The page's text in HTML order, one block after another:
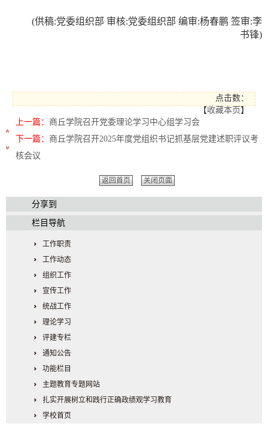
(供稿:党委组织部 审核:党委组织部 编审:杨春鹏 签审:李
书锋)
点击数：
【收藏本页 】
上一篇： 商丘学院召开党委理论学习中心组学习会
下一篇： 商丘学院召开2025年度党组织书记抓基层党建述职评议考
核会议
返回首页 关闭页面
分享到
栏目导航
工作职责
工作动态
组织工作
宣传工作
统战工作
理论学习
评建专栏
通知公告
功能栏目
主题教育专题网站
扎实开展树立和践行正确政绩观学习教育
学校首页